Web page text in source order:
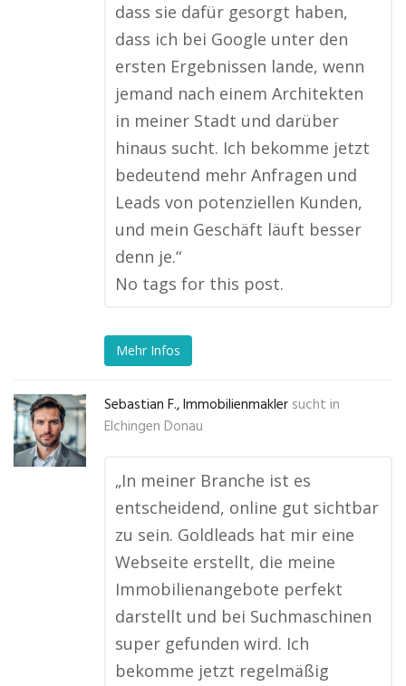
dass sie dafür gesorgt haben,
dass ich bei Google unter den
ersten Ergebnissen lande, wenn
jemand nach einem Architekten
in meiner Stadt und darüber
hinaus sucht. Ich bekomme jetzt
bedeutend mehr Anfragen und
Leads von potenziellen Kunden,
und mein Geschäft läuft besser
denn je.“
No tags for this post.
Mehr Infos
Sebastian F., Immobilienmakler sucht in
Elchingen Donau
„In meiner Branche ist es
entscheidend, online gut sichtbar
zu sein. Goldleads hat mir eine
Webseite erstellt, die meine
Immobilienangebote perfekt
darstellt und bei Suchmaschinen
super gefunden wird. Ich
bekomme jetzt regelmäßig